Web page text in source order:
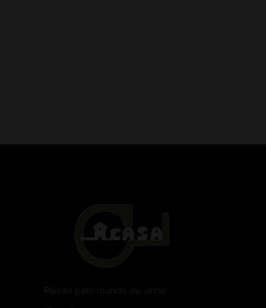
Paixão pelo mundo do vinho.